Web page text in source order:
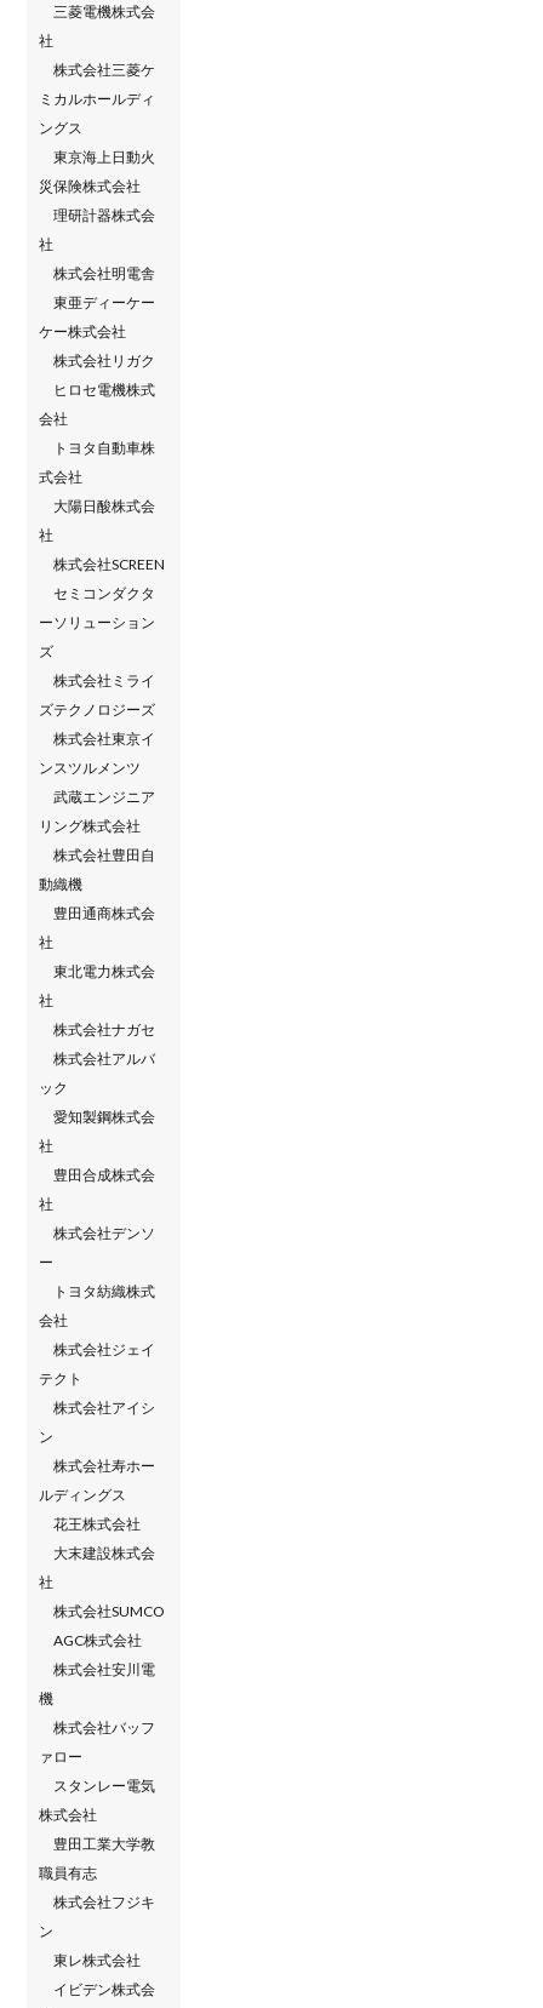
三菱電機株式会
社
株式会社三菱ケ
ミカルホールディ
ングス
東京海上日動火
災保険株式会社
理研計器株式会
社
株式会社明電舎
東亜ディーケー
ケー株式会社
株式会社リガク
ヒロセ電機株式
会社
トヨタ自動車株
式会社
大陽日酸株式会
社
株式会社SCREEN
セミコンダクタ
ーソリューション
ズ
株式会社ミライ
ズテクノロジーズ
株式会社東京イ
ンスツルメンツ
武蔵エンジニア
リング株式会社
株式会社豊田自
動織機
豊田通商株式会
社
東北電力株式会
社
株式会社ナガセ
株式会社アルバ
ック
愛知製鋼株式会
社
豊田合成株式会
社
株式会社デンソ
ー
トヨタ紡織株式
会社
株式会社ジェイ
テクト
株式会社アイシ
ン
株式会社寿ホー
ルディングス
花王株式会社
大末建設株式会
社
株式会社SUMCO
AGC株式会社
株式会社安川電
機
株式会社バッフ
ァロー
スタンレー電気
株式会社
豊田工業大学教
職員有志
株式会社フジキ
ン
東レ株式会社
イビデン株式会